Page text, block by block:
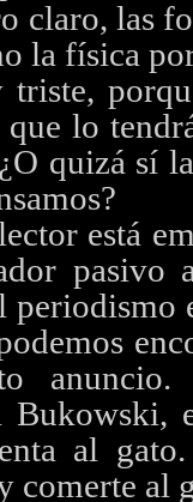
claro, las
la física
triste,
que lo
quizá sí
está
pasivo
periodismo
al
comerte al